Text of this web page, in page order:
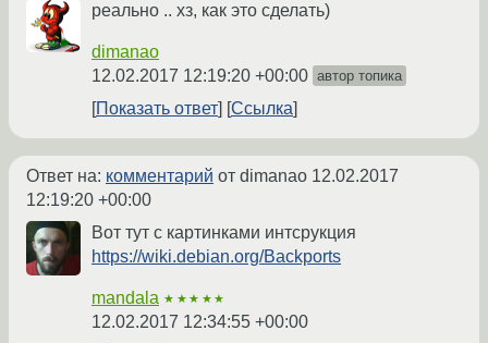
реально .. хз, как это сделать)
dimanao
12.02.2017 12:19:20 +00:00 автор топика
Показать ответ Ссылка
Ответ на: комментарий от dimanao 12.02.2017
12:19:20 +00:00
Вот тут с картинками интсрукция
https://wiki.debian.org/Backports
mandala ★★★★★
12.02.2017 12:34:55 +00:00